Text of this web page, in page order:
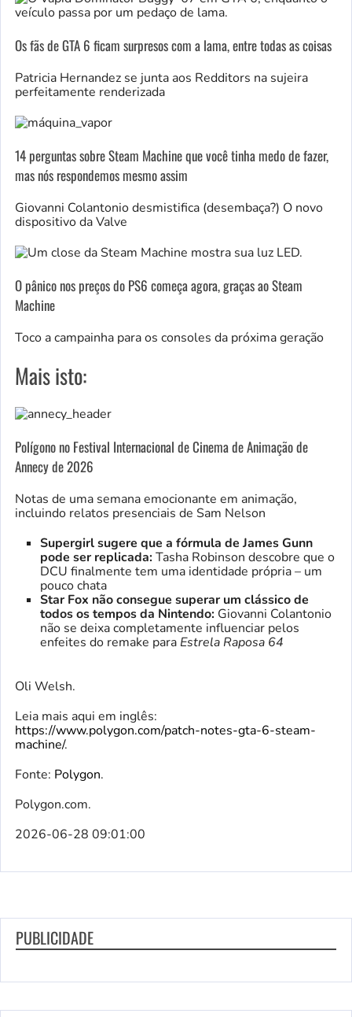
Os fãs de GTA 6 ficam surpresos com a lama, entre todas as coisas
Patricia Hernandez se junta aos Redditors na sujeira
perfeitamente renderizada
14 perguntas sobre Steam Machine que você tinha medo de fazer,
mas nós respondemos mesmo assim
Giovanni Colantonio desmistifica (desembaça?) ​​O novo
dispositivo da Valve
O pânico nos preços do PS6 começa agora, graças ao Steam
Machine
Toco a campainha para os consoles da próxima geração
Mais isto:
Polígono no Festival Internacional de Cinema de Animação de
Annecy de 2026
Notas de uma semana emocionante em animação,
incluindo relatos presenciais de Sam Nelson
Supergirl sugere que a fórmula de James Gunn
pode ser replicada:Tasha Robinson descobre que o
DCU finalmente tem uma identidade própria – um
pouco chata
Star Fox não consegue superar um clássico de
todos os tempos da Nintendo: Giovanni Colantonio
não se deixa completamente influenciar pelos
enfeites do remake para Estrela Raposa 64
Oli Welsh.
Leia mais aqui em inglês:
https://www.polygon.com/patch-notes-gta-6-steam-
machine/.
Fonte: Polygon.
Polygon.com.
2026-06-28 09:01:00
PUBLICIDADE